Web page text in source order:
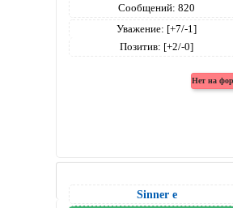
Сообщений: 820
Уважение: [+7/-1]
Позитив: [+2/-0]
Sinner е